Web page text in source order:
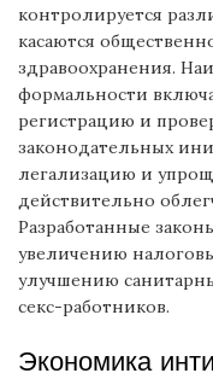
контролируется
касаются
здравоохранения.
формальности
регистрацию и
законодательных
легализацию и
действительно
Разработанные
увеличению
улучшению
секс-работников.
Экономика